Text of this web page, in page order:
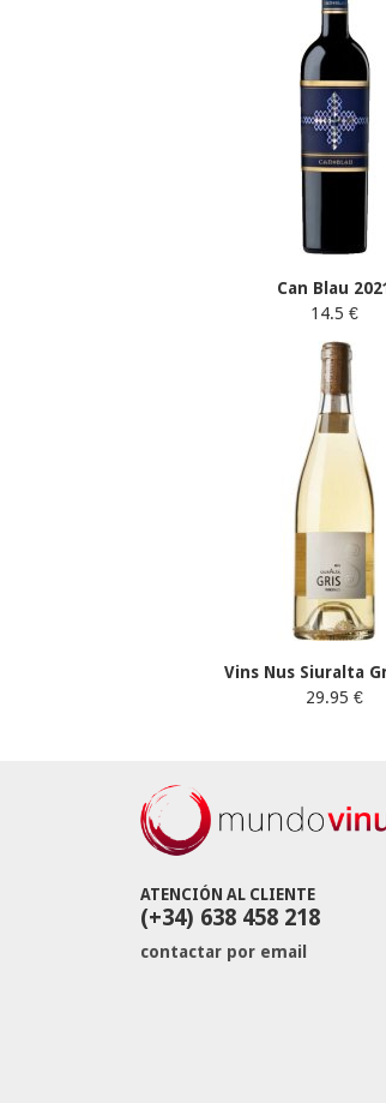
Can Blau
14.5 €
Vins Nus Siuralta
29.95 €
ATENCIÓN AL CLIENTE
(+34) 638 458 218
contactar por email